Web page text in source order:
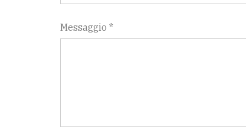
Messaggio *